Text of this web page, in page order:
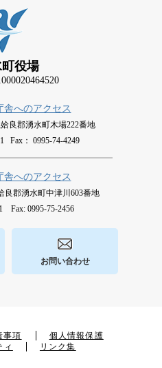
役場
舎へのアクセス
良郡湧水町木場222番地
Fax： 0995-74-4249
舎へのアクセス
良郡湧水町中津川603番地
Fax: 0995-75-2456
お問い合わせ
事項
個人情報保護
ィ
リンク集